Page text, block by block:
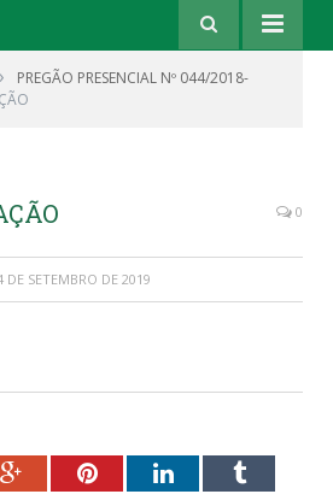
PREGÃO PRESENCIAL Nº 044/2018-
0
DE SETEMBRO DE 2019
Google+PinterestLinkedInTumblr